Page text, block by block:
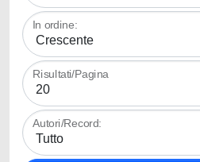
In ordine:
Risultati/Pagina
Autori/Record: